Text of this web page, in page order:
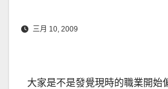
三月 10, 2009
大家是不是發覺現時的職業開始